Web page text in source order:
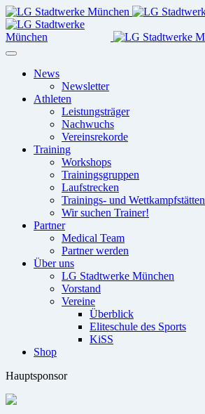
News
Newsletter
Athleten
Leistungsträger
Nachwuchs
Vereinsrekorde
Training
Workshops
Trainingsgruppen
Laufstrecken
Trainings- und Wettkampfstätten
Wir suchen Trainer!
Partner
Medical Team
Partner werden
Über uns
LG Stadtwerke München
Vorstand
Vereine
Überblick
Eliteschule des Sports
KiSS
Shop
Hauptsponsor